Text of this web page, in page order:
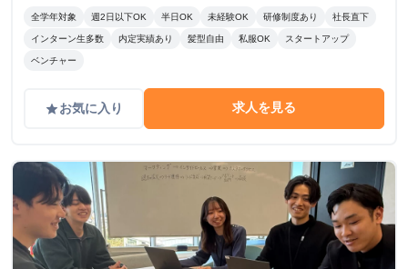
全学年対象 週2日以下OK 半日OK 未経験OK 研修制度あり 社長直下
インターン生多数 内定実績あり 髪型自由 私服OK スタートアップ
ベンチャー
gradeお気に入り 求人を見る